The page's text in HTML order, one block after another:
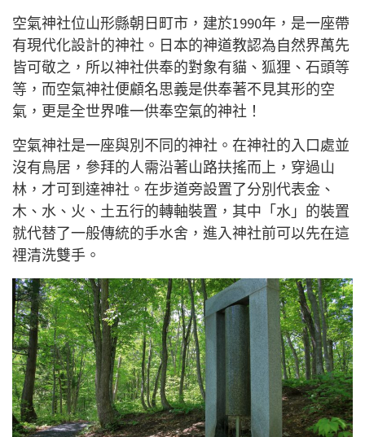
空氣神社位山形縣朝日町市，建於1990年，是一座帶
有現代化設計的神社。日本的神道教認為自然界萬先
皆可敬之，所以神社供奉的對象有貓、狐狸、石頭等
等，而空氣神社便顧名思義是供奉著不見其形的空
氣，更是全世界唯一供奉空氣的神社！
空氣神社是一座與別不同的神社。在神社的入口處並
沒有鳥居，參拜的人需沿著山路扶搖而上，穿過山
林，才可到達神社。在步道旁設置了分別代表金、
木、水、火、土五行的轉軸裝置，其中「水」的裝置
就代替了一般傳統的手水舍，進入神社前可以先在這
𥚃清洗雙手。